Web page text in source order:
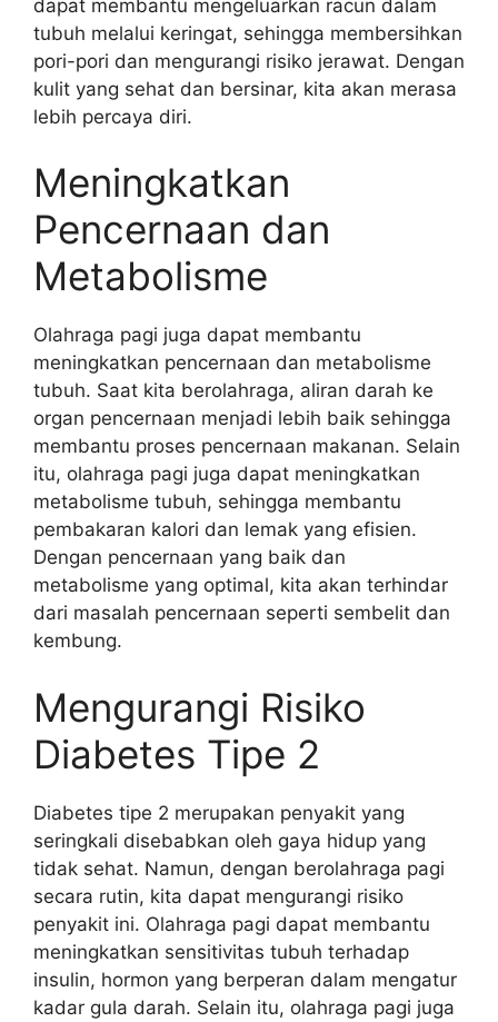
dapat membantu mengeluarkan racun dalam
tubuh melalui keringat, sehingga membersihkan
pori-pori dan mengurangi risiko jerawat. Dengan
kulit yang sehat dan bersinar, kita akan merasa
lebih percaya diri.
Meningkatkan
Pencernaan dan
Metabolisme
Olahraga pagi juga dapat membantu
meningkatkan pencernaan dan metabolisme
tubuh. Saat kita berolahraga, aliran darah ke
organ pencernaan menjadi lebih baik sehingga
membantu proses pencernaan makanan. Selain
itu, olahraga pagi juga dapat meningkatkan
metabolisme tubuh, sehingga membantu
pembakaran kalori dan lemak yang efisien.
Dengan pencernaan yang baik dan
metabolisme yang optimal, kita akan terhindar
dari masalah pencernaan seperti sembelit dan
kembung.
Mengurangi Risiko
Diabetes Tipe 2
Diabetes tipe 2 merupakan penyakit yang
seringkali disebabkan oleh gaya hidup yang
tidak sehat. Namun, dengan berolahraga pagi
secara rutin, kita dapat mengurangi risiko
penyakit ini. Olahraga pagi dapat membantu
meningkatkan sensitivitas tubuh terhadap
insulin, hormon yang berperan dalam mengatur
kadar gula darah. Selain itu, olahraga pagi juga